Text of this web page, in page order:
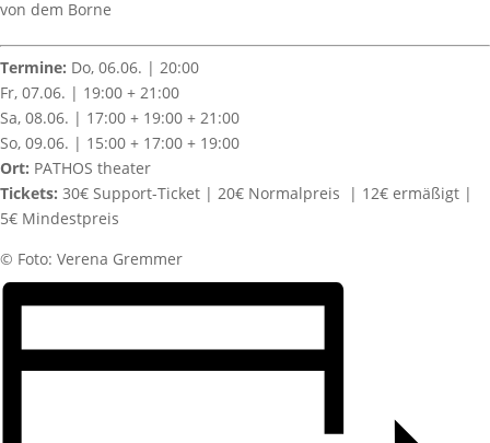
von dem Borne
Termine: Do, 06.06. | 20:00
Fr, 07.06. | 19:00 + 21:00
Sa, 08.06. | 17:00 + 19:00 + 21:00
So, 09.06. | 15:00 + 17:00 + 19:00
Ort: PATHOS theater
Tickets: 30€ Support-Ticket | 20€ Normalpreis | 12€ ermäßigt |
5€ Mindestpreis
©️ Foto: Verena Gremmer